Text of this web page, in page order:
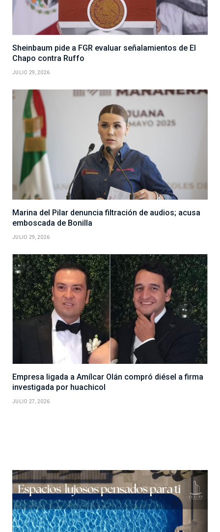
Sheinbaum pide a FGR evaluar señalamientos de El
Chapo contra Ruffo
JULIO 29, 2026
Marina del Pilar denuncia filtración de audios; acusa
emboscada de Bonilla
JULIO 29, 2026
Empresa ligada a Amílcar Olán compró diésel a firma
investigada por huachicol
JULIO 27, 2026